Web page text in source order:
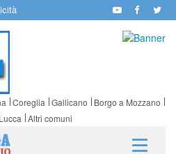
Coreglia Gallicano
Borgo a Mozzano
Altri comuni